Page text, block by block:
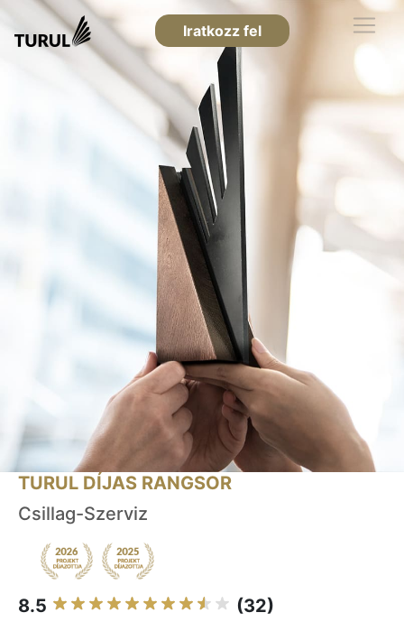
Iratkozz fel
TURUL DÍJAS RANGSOR
Csillag-Szerviz
8.5 (32)